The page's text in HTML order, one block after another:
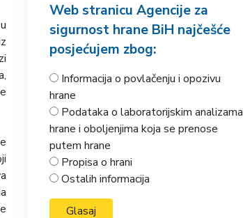
Web stranicu Agencije za
sigurnost hrane BiH najčešće
posjećujem zbog:
Informacija o povlačenju i opozivu
hrane
Podataka o laboratorijskim analizama
hrane i oboljenjima koja se prenose
putem hrane
Propisa o hrani
Ostalih informacija